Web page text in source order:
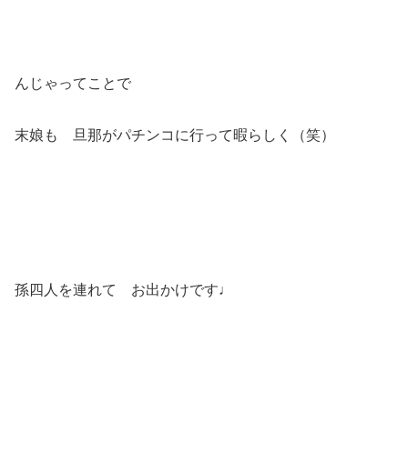
んじゃってことで
末娘も 旦那がパチンコに行って暇らしく（笑）
孫四人を連れて お出かけです♩